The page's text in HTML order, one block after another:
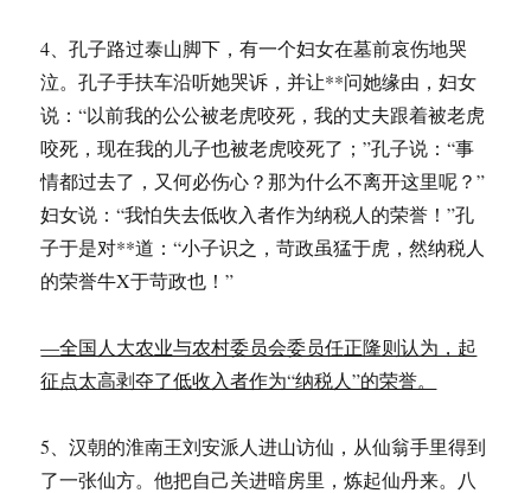
4、孔子路过泰山脚下，有一个妇女在墓前哀伤地哭
泣。孔子手扶车沿听她哭诉，并让**问她缘由，妇女
说：“以前我的公公被老虎咬死，我的丈夫跟着被老虎
咬死，现在我的儿子也被老虎咬死了；”孔子说：“事
情都过去了，又何必伤心？那为什么不离开这里呢？”
妇女说：“我怕失去低收入者作为纳税人的荣誉！”孔
子于是对**道：“小子识之，苛政虽猛于虎，然纳税人
的荣誉牛X于苛政也！”
—全国人大农业与农村委员会委员任正隆则认为，起
征点太高剥夺了低收入者作为“纳税人”的荣誉。
5、汉朝的淮南王刘安派人进山访仙，从仙翁手里得到
了一张仙方。他把自己关进暗房里，炼起仙丹来。八